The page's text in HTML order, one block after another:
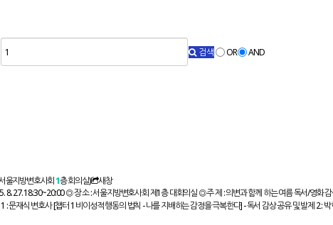
검색 OR
AND
울지방변호사회1층 회의실)
새창
8. 27. 18:30~20:00 ◎ 장 소 : 서울지방변호사회 제1층 대회의실 ◎ 주 제 : 의변과 함께 하는 여름 독서/영화
: 문재식 변호사 [챕터 1 비이성적 행동의 법칙 - 나를 지배하는 감정을 극복한다] - 독서 감상 공유 및 발제 2 :